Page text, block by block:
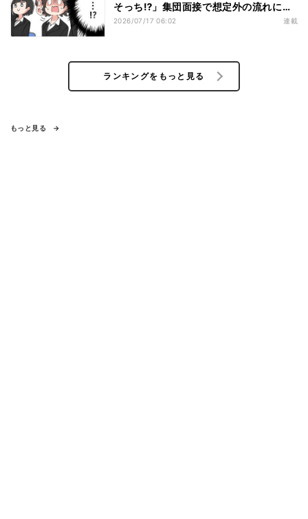
そっち⁉」集団面接で想定外の流れに…
2026/07/17 06:02 連載
ランキングをもっと見る
もっと見る